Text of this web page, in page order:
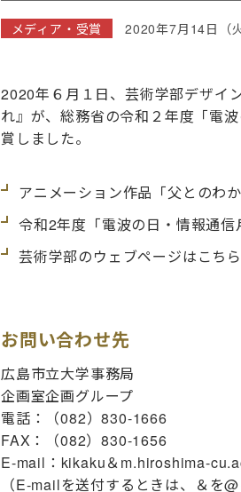
メディア・受賞 2020年7月14日（火
2020年６月１日、芸術学部デザイ
れ』が、総務省の令和２年度「電
賞しました。
アニメーション作品「父とのわ
令和2年度「電波の日・情報通
芸術学部のウェブページはこちら
お問い合わせ先
広島市立大学事務局
企画室企画グループ
電話：（082）830-1666
FAX：（082）830-1656
E-mail：kikaku＆m.hiroshima-
（E-mailを送付するときは、＆を